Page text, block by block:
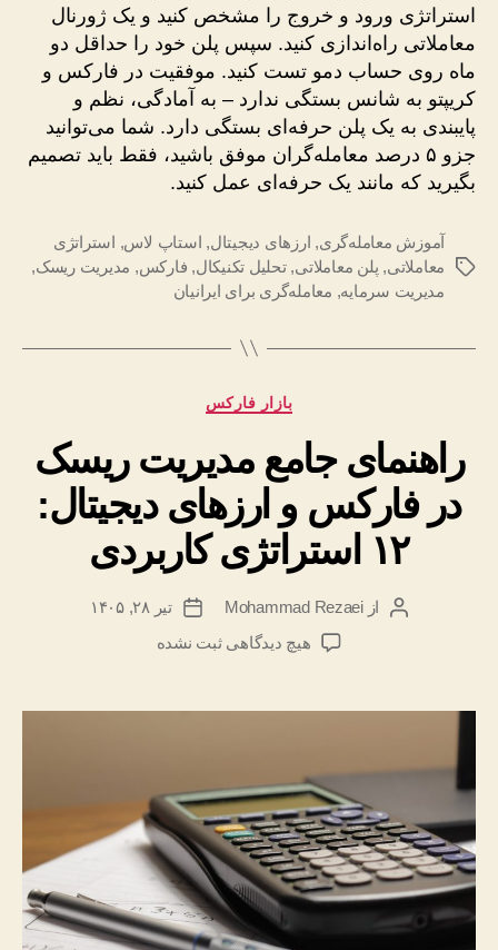
استراتژی ورود و خروج را مشخص کنید و یک ژورنال
معاملاتی راه‌اندازی کنید. سپس پلن خود را حداقل دو
ماه روی حساب دمو تست کنید. موفقیت در فارکس و
کریپتو به شانس بستگی ندارد – به آمادگی، نظم و
پایبندی به یک پلن حرفه‌ای بستگی دارد. شما می‌توانید
جزو ۵ درصد معامله‌گران موفق باشید، فقط باید تصمیم
بگیرید که مانند یک حرفه‌ای عمل کنید.
برچسب‌ها
آموزش معامله‌گری, ارزهای دیجیتال, استاپ لاس, استراتژی
معاملاتی, پلن معاملاتی,تحلیل تکنیکال, فارکس, مدیریت ریسک,
مدیریت سرمایه, معامله‌گری برای ایرانیان
دسته‌ها
بازار فارکس
راهنمای جامع مدیریت ریسک
در فارکس و ارزهای دیجیتال:
۱۲ استراتژی کاربردی
نویسنده
ازMohammad Rezaei
تاریختیر ۲۸, ۱۴۰۵
هیچ دیدگاهیبرای
مدیریت
فارکس
و
ارزهای
دیجیتال:
۱۲
استراتژی
کاربردی
ثبت نشده